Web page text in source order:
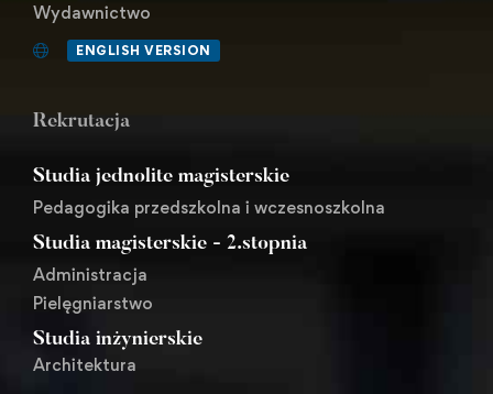
Wydawnictwo
ENGLISH VERSION
Rekrutacja
Studia jednolite magisterskie
Pedagogika przedszkolna i wczesnoszkolna
Studia magisterskie - 2.stopnia
Administracja
Pielęgniarstwo
Studia inżynierskie
Architektura